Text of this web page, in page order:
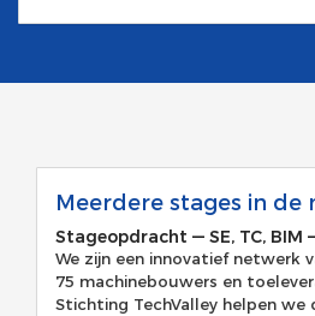
Meerdere stages in de
Stageopdracht — SE, TC, BIM
We zijn een innovatief netwerk
75 machinebouwers en
Stichting TechValley helpen we